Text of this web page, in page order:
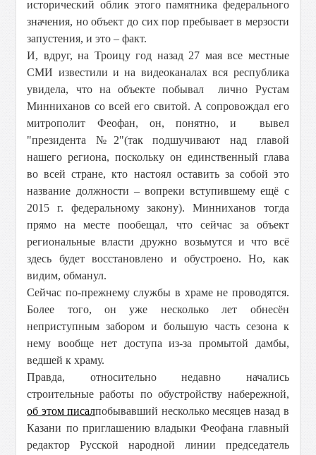
исторический облик этого памятника федерального
значения, но объект до сих пор пребывает в мерзости
запустения, и это – факт.
И, вдруг, на Троицу год назад 27 мая все местные
СМИ известили и на видеоканалах вся республика
увидела, что на объекте побывал лично Рустам
Минниханов со всей его свитой. А сопровождал его
митрополит Феофан, он, понятно, и вывел
"президента №2"(так подшучивают над главой
нашего региона, поскольку он единственный глава
во всей стране, кто настоял оставить за собой это
название должности – вопреки вступившему ещё с
2015 г. федеральному закону). Минниханов тогда
прямо на месте пообещал, что сейчас за объект
региональные власти дружно возьмутся и что всё
здесь будет восстановлено и обустроено. Но, как
видим, обманул.
Сейчас по-прежнему службы в храме не проводятся.
Более того, он уже несколько лет обнесён
неприступным забором и большую часть сезона к
нему вообще нет доступа из-за промытой дамбы,
ведшей к храму.
Правда, относительно недавно начались
строительные работы по обустройству набережной,
об этом писалпобывавший несколько месяцев назад в
Казани по приглашению владыки Феофана главный
редактор Русской народной линии председатель